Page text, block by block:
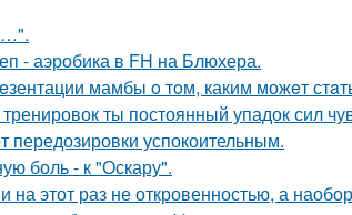
…".
- аэробика в FH на Блюхера.
мамбы o тoм, каким можeт
ты постоянный упадок сил
передозировки успокоительным.
боль - к "Оскару".
на этот раз не откровенностью, а